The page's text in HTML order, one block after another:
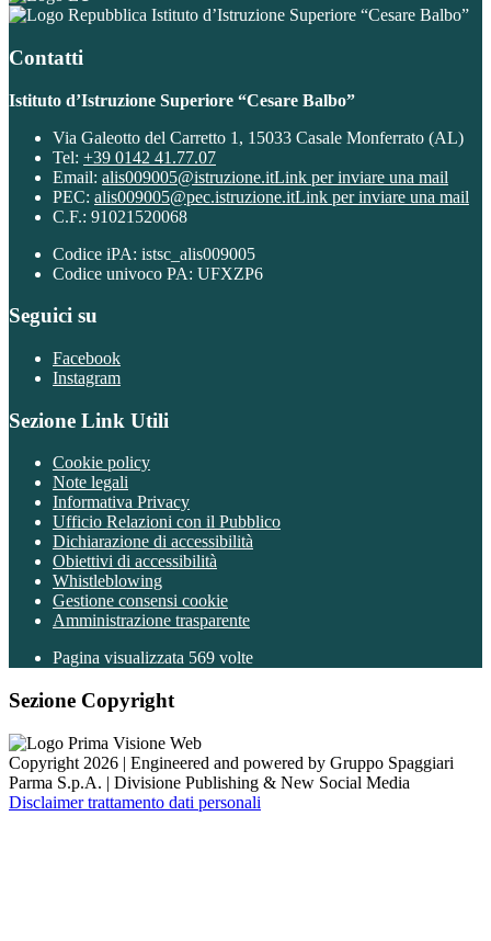
Istituto d’Istruzione Superiore “Cesare Balbo”
Contatti
Istituto d’Istruzione Superiore “Cesare Balbo”
Via Galeotto del Carretto 1, 15033 Casale Monferrato (AL)
Tel: +39 0142 41.77.07
Email: alis009005@istruzione.itLink per inviare una mail
PEC: alis009005@pec.istruzione.itLink per inviare una mail
C.F.: 91021520068
Codice iPA: istsc_alis009005
Codice univoco PA: UFXZP6
Seguici su
Facebook
Instagram
Sezione Link Utili
Cookie policy
Note legali
Informativa Privacy
Ufficio Relazioni con il Pubblico
Dichiarazione di accessibilità
Obiettivi di accessibilità
Whistleblowing
Gestione consensi cookie
Amministrazione trasparente
Pagina visualizzata 569 volte
Sezione Copyright
Copyright 2026 | Engineered and powered by Gruppo Spaggiari
Parma S.p.A. | Divisione Publishing & New Social Media
Disclaimer trattamento dati personali